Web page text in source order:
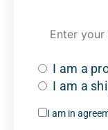
I am a
I am a
I am in